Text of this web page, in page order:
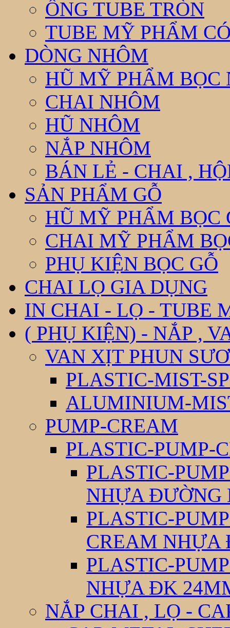
ỐNG TUBE TRÒN
TUBE MỸ PHẨM
DÒNG NHÔM
HŨ MỸ PHẨM BỌC
CHAI NHÔM
HŨ NHÔM
NẮP NHÔM
BÁN LẺ - CHAI ,
SẢN PHẨM GỖ
HŨ MỸ PHẨM BỌC
CHAI MỸ PHẨM
PHỤ KIỆN BỌC GỖ
CHAI LỌ GIA DỤNG
IN CHAI - LỌ - TUBE
( PHỤ KIỆN) - NẮP ,
VAN XỊT PHUN
PLASTIC-MIST-
ALUMINIUM-
PUMP-CREAM
PLASTIC-PUMP-
PLASTIC-
NHỰA ĐƯỜNG
PLASTIC-
CREAM NHỰA
PLASTIC-
NHỰA ĐK
NẮP CHAI , LỌ -